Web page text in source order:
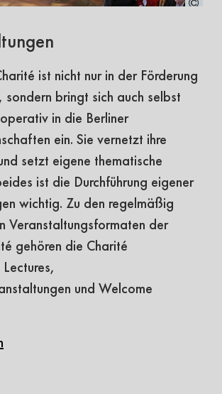
ist nicht nur in der Förderung
sondern bringt sich auch selbst
in die Berliner
ein. Sie vernetzt ihre
setzt eigene thematische
ist die Durchführung eigener
wichtig. Zu den regelmäßig
Veranstaltungsformaten der
gehören die Charité
und Welcome